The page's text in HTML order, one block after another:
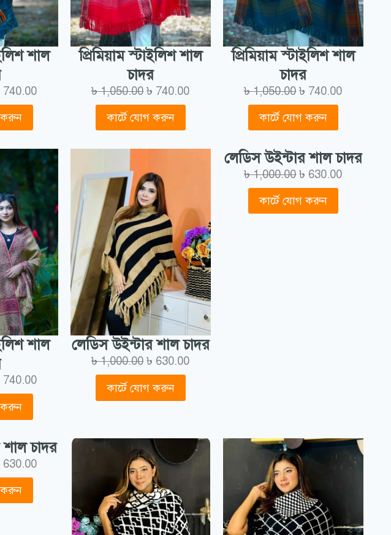
শাল
740.00
করুন
প্রিমিয়াম স্টাইলিশ শাল
চাদর
৳1,050.00 ৳ 740.00
কার্টে যোগ করুন
প্রিমিয়াম স্টাইলিশ শাল
চাদর
৳1,050.00 ৳ 740.00
কার্টে যোগ করুন
শাল
740.00
করুন
লেডিস উইন্টার শাল চাদর
৳1,000.00 ৳ 630.00
কার্টে যোগ করুন
লেডিস উইন্টার শাল চাদর
৳1,000.00 ৳ 630.00
কার্টে যোগ করুন
চাদর
630.00
করুন